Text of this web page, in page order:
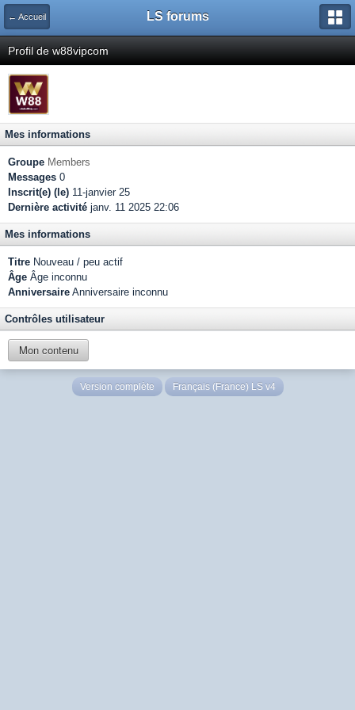
← Accueil LS forums
Profil de w88vipcom
Mes informations
Groupe Members
Messages 0
Inscrit(e) (le) 11-janvier 25
Dernière activité janv. 11 2025 22:06
Mes informations
Titre Nouveau / peu actif
Âge Âge inconnu
Anniversaire Anniversaire inconnu
Contrôles utilisateur
Mon contenu
Version complète Français (France) LS v4